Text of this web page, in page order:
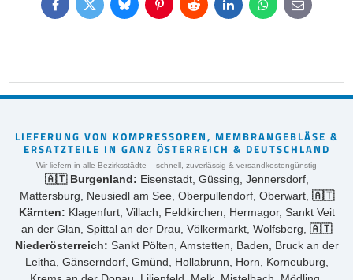
FacebookTwitterBlueskyPinterestReddit LinkedInWhatsApp
E-
mail
LIEFERUNG VON KOMPRESSOREN, MEMBRANGEBLÄSE &
ERSATZTEILE IN GANZ ÖSTERREICH & DEUTSCHLAND
Wir liefern in alle Bezirksstädte – schnell, zuverlässig & versandkostengünstig
🇦🇹 Burgenland: Eisenstadt, Güssing, Jennersdorf,
Mattersburg, Neusiedl am See, Oberpullendorf, Oberwart, 🇦🇹
Kärnten: Klagenfurt, Villach, Feldkirchen, Hermagor, Sankt Veit
an der Glan, Spittal an der Drau, Völkermarkt, Wolfsberg, 🇦🇹
Niederösterreich: Sankt Pölten, Amstetten, Baden, Bruck an der
Leitha, Gänserndorf, Gmünd, Hollabrunn, Horn, Korneuburg,